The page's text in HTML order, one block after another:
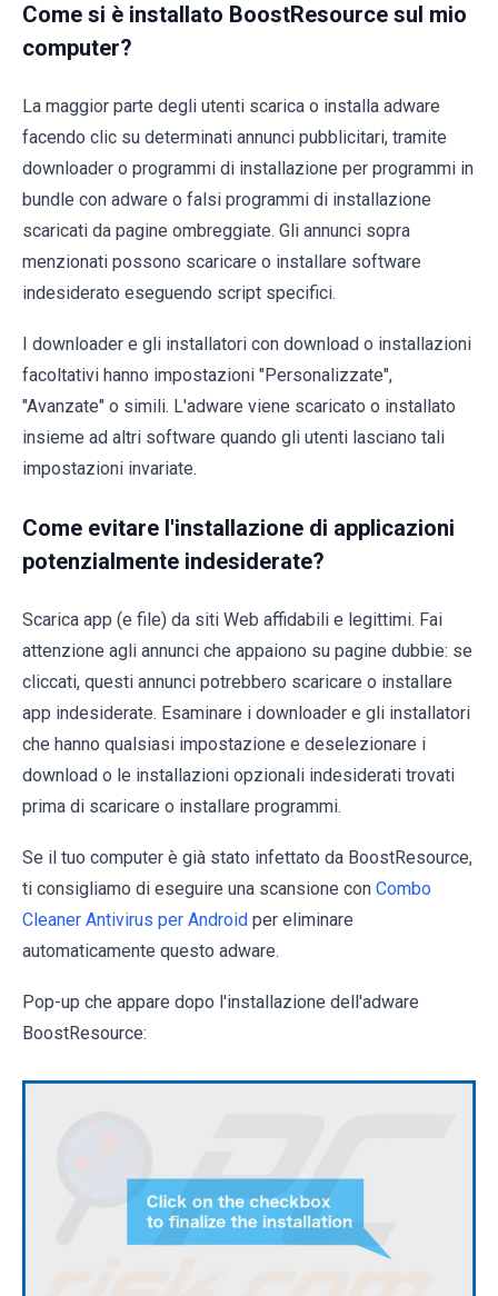
Come si è installato BoostResource sul mio
computer?
La maggior parte degli utenti scarica o installa adware
facendo clic su determinati annunci pubblicitari, tramite
downloader o programmi di installazione per programmi in
bundle con adware o falsi programmi di installazione
scaricati da pagine ombreggiate. Gli annunci sopra
menzionati possono scaricare o installare software
indesiderato eseguendo script specifici.
I downloader e gli installatori con download o installazioni
facoltativi hanno impostazioni "Personalizzate",
"Avanzate" o simili. L'adware viene scaricato o installato
insieme ad altri software quando gli utenti lasciano tali
impostazioni invariate.
Come evitare l'installazione di applicazioni
potenzialmente indesiderate?
Scarica app (e file) da siti Web affidabili e legittimi. Fai
attenzione agli annunci che appaiono su pagine dubbie: se
cliccati, questi annunci potrebbero scaricare o installare
app indesiderate. Esaminare i downloader e gli installatori
che hanno qualsiasi impostazione e deselezionare i
download o le installazioni opzionali indesiderati trovati
prima di scaricare o installare programmi.
Se il tuo computer è già stato infettato da BoostResource,
ti consigliamo di eseguire una scansione con Combo
Cleaner Antivirus per Android per eliminare
automaticamente questo adware.
Pop-up che appare dopo l'installazione dell'adware
BoostResource: